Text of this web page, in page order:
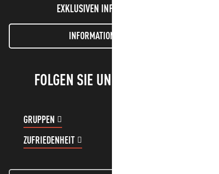
EXKLUSIVEN INFORMATIONEN!
INFORMATIONEN LETTER
FOLGEN SIE UNS!
GRUPPEN
ZUFRIEDENHEIT